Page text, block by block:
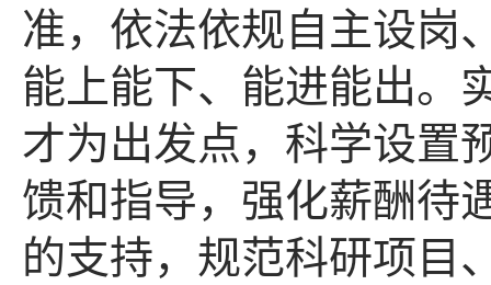
准，依法依规自主设岗
能上能下、能进能出。
才为出发点，科学设置
馈和指导，强化薪酬待
的支持，规范科研项目